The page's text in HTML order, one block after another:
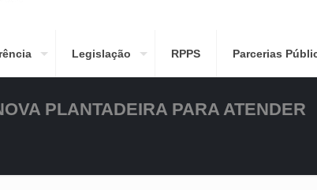
Legislação RPPS Parcerias
PLANTADEIRA PARA ATENDER